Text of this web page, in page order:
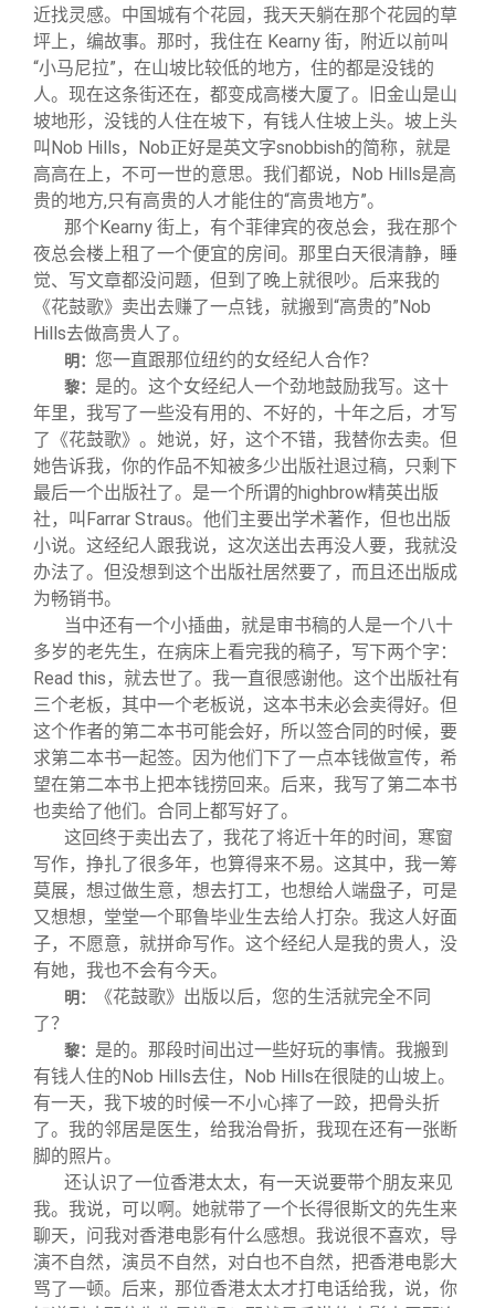
近找灵感。中国城有个花园，我天天躺在那个花园的草
坪上，编故事。那时，我住在 Kearny 街，附近以前叫
“小马尼拉”，在山坡比较低的地方，住的都是没钱的
人。现在这条街还在，都变成高楼大厦了。旧金山是山
坡地形，没钱的人住在坡下，有钱人住坡上头。坡上头
叫Nob Hills，Nob正好是英文字snobbish的简称，就是
高高在上，不可一世的意思。我们都说，Nob Hills是高
贵的地方,只有高贵的人才能住的“高贵地方”。
那个Kearny 街上，有个菲律宾的夜总会，我在那个
夜总会楼上租了一个便宜的房间。那里白天很清静，睡
觉、写文章都没问题，但到了晚上就很吵。后来我的
《花鼓歌》卖出去赚了一点钱，就搬到“高贵的”Nob
Hills去做高贵人了。
明： 您一直跟那位纽约的女经纪人合作？
黎： 是的。这个女经纪人一个劲地鼓励我写。这十
年里，我写了一些没有用的、不好的，十年之后，才写
了《花鼓歌》。她说，好，这个不错，我替你去卖。但
她告诉我，你的作品不知被多少出版社退过稿，只剩下
最后一个出版社了。是一个所谓的highbrow精英出版
社，叫Farrar Straus。他们主要出学术著作，但也出版
小说。这经纪人跟我说，这次送出去再没人要，我就没
办法了。但没想到这个出版社居然要了，而且还出版成
为畅销书。
当中还有一个小插曲，就是审书稿的人是一个八十
多岁的老先生，在病床上看完我的稿子，写下两个字：
Read this，就去世了。我一直很感谢他。这个出版社有
三个老板，其中一个老板说，这本书未必会卖得好。但
这个作者的第二本书可能会好，所以签合同的时候，要
求第二本书一起签。因为他们下了一点本钱做宣传，希
望在第二本书上把本钱捞回来。后来，我写了第二本书
也卖给了他们。合同上都写好了。
这回终于卖出去了，我花了将近十年的时间，寒窗
写作，挣扎了很多年，也算得来不易。这其中，我一筹
莫展，想过做生意，想去打工，也想给人端盘子，可是
又想想，堂堂一个耶鲁毕业生去给人打杂。我这人好面
子，不愿意，就拼命写作。这个经纪人是我的贵人，没
有她，我也不会有今天。
明：
《花鼓歌》出版以后，您的生活就完全不同
了？
黎： 是的。那段时间出过一些好玩的事情。我搬到
有钱人住的Nob Hills去住，Nob Hills在很陡的山坡上。
有一天，我下坡的时候一不小心摔了一跤，把骨头折
了。我的邻居是医生，给我治骨折，我现在还有一张断
脚的照片。
还认识了一位香港太太，有一天说要带个朋友来见
我。我说，可以啊。她就带了一个长得很斯文的先生来
聊天，问我对香港电影有什么感想。我说很不喜欢，导
演不自然，演员不自然，对白也不自然，把香港电影大
骂了一顿。后来，那位香港太太才打电话给我，说，你